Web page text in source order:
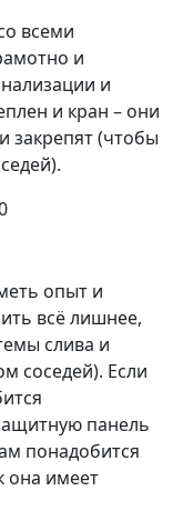
всеми
и
и
и кран – они
закрепят (чтобы
опыт и
всё лишнее,
слива и
соседей). Если
панель
понадобится
она имеет